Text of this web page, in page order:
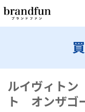
ルイヴィト
ト オンザ